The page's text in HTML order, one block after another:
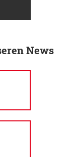
News